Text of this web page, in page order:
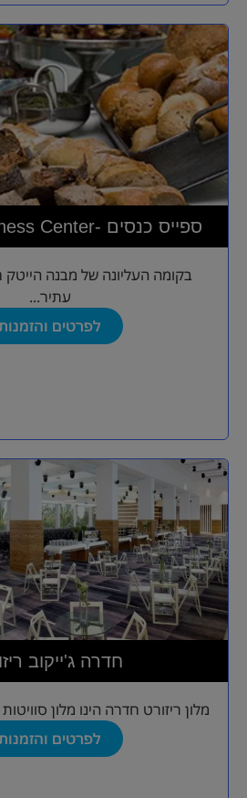
SPACE Business Center- ספייס כנסים
בקומה העליונה של מבנה
עתיר...
לפרטים
חדרה ג'ייקוב
מלון ריזורט חדרה הינו מלון
לפרטים